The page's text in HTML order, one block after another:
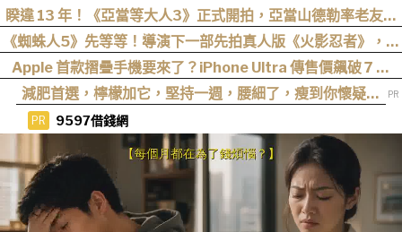
睽違 13 年！《亞當等大人3》正式開拍，亞當山德勒率老友轉
戰 Netflix
《蜘蛛人5》先等等！導演下一部先拍真人版《火影忍者》，電
影目前仍處於前製階段
Apple 首款摺疊手機要來了？iPhone Ultra 傳售價飆破 7 萬
元！
減肥首選，檸檬加它，堅持一週，腰細了，瘦到你懷疑人
PR 9597借錢網